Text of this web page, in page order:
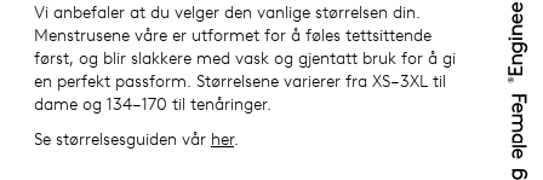
Vi anbefaler at du velger den vanlige størrelsen din.
Menstrusene våre er utformet for å føles tettsittende
først, og blir slakkere med vask og gjentatt bruk for å gi
en perfekt passform. Størrelsene varierer fra XS–3XL til
dame og 134–170 til tenåringer.
Se størrelsesguiden vår her.